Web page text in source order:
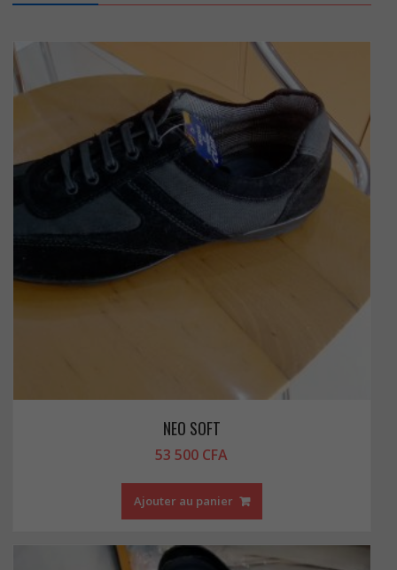
NEO SOFT
53 500 CFA
Ajouter au panier